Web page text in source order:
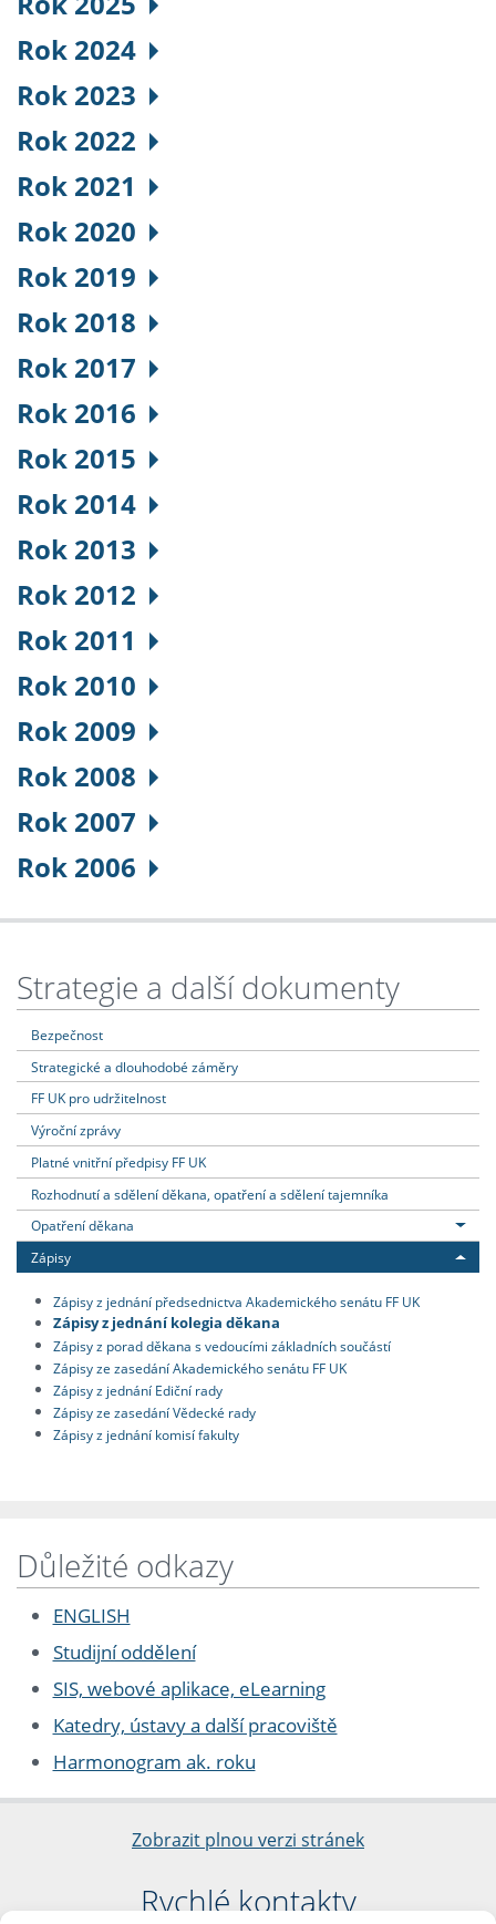
Rok 2024
Rok 2023
Rok 2022
Rok 2021
Rok 2020
Rok 2019
Rok 2018
Rok 2017
Rok 2016
Rok 2015
Rok 2014
Rok 2013
Rok 2012
Rok 2011
Rok 2010
Rok 2009
Rok 2008
Rok 2007
Rok 2006
Strategie a další dokumenty
Bezpečnost
Strategické a dlouhodobé záměry
FF UK pro udržitelnost
Výroční zprávy
Platné vnitřní předpisy FF UK
Rozhodnutí a sdělení děkana, opatření a sdělení tajemníka
Opatření děkana
Zápisy
Zápisy z jednání předsednictva Akademického senátu FF UK
Zápisy z jednání kolegia děkana
Zápisy z porad děkana s vedoucími základních součástí
Zápisy ze zasedání Akademického senátu FF UK
Zápisy z jednání Ediční rady
Zápisy ze zasedání Vědecké rady
Zápisy z jednání komisí fakulty
Důležité odkazy
ENGLISH
Studijní oddělení
SIS, webové aplikace, eLearning
Katedry, ústavy a další pracoviště
Harmonogram ak. roku
Zobrazit plnou verzi stránek
Rychlé kontakty